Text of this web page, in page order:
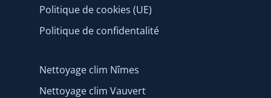
Politique de cookies (UE)
Politique de confidentalité
Nettoyage clim Nîmes
Nettoyage clim Vauvert